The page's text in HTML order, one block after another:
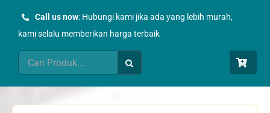
Call us now: Hubungi kami jika ada yang lebih murah,
kami selalu memberikan harga terbaik
Search
for: